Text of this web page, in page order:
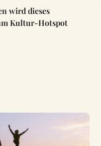
wird dieses
Kultur-Hotspot